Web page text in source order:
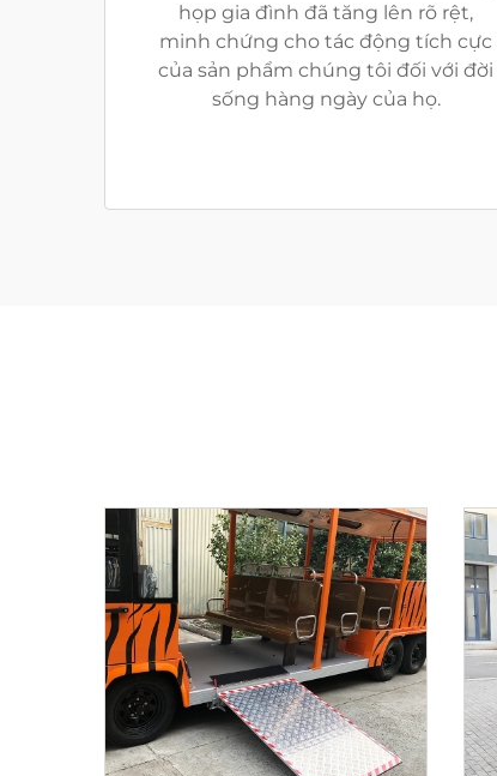
họp gia đình đã tăng lên rõ rệt,
minh chứng cho tác động tích cực
của sản phẩm chúng tôi đối với đời
sống hàng ngày của họ.